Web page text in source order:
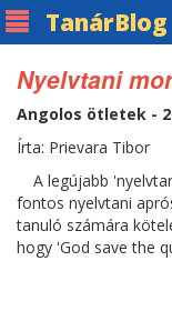
TanárBlog
Nyelvtani
Angolos ötletek -
Írta: Prievara Tibor
A legújabb
fontos nyelvtani
tanuló számára
hogy 'God save the